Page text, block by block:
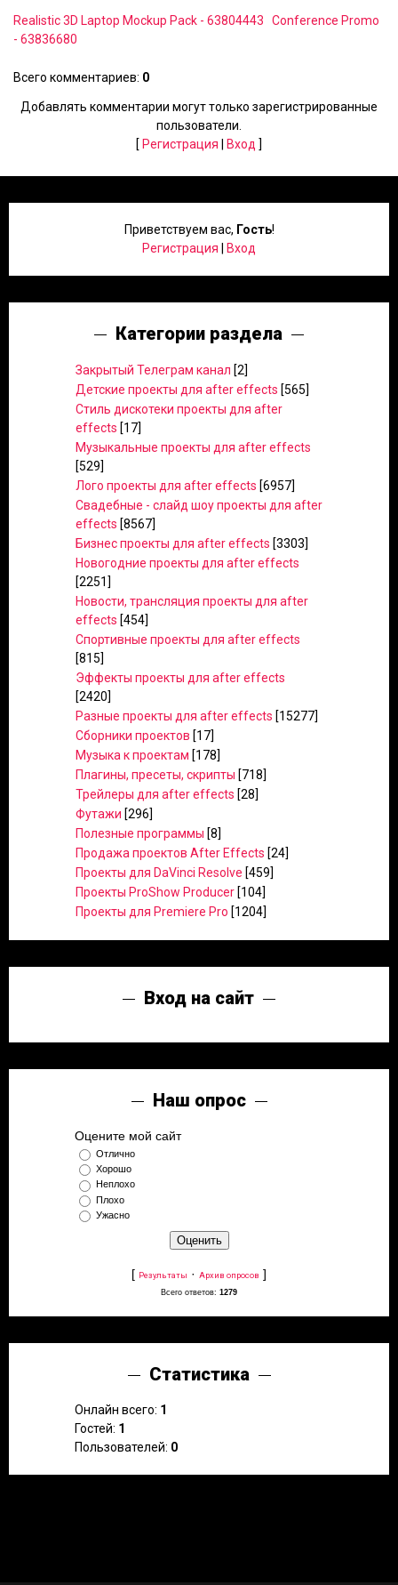
Realistic 3D Laptop Mockup Pack - 63804443
Conference Promo
- 63836680
Всего комментариев: 0
Добавлять комментарии могут только зарегистрированные
пользователи.
[ Регистрация Вход ]
Приветствуем вас, Гость!
Регистрация
Вход
Категории раздела
Закрытый Телеграм канал [2]
Детские проекты для after effects [565]
Стиль дискотеки проекты для after
effects [17]
Музыкальные проекты для after effects
[529]
Лого проекты для after effects [6957]
Свадебные - слайд шоу проекты для after
effects [8567]
Бизнес проекты для after effects [3303]
Новогодние проекты для after effects
[2251]
Новости, трансляция проекты для after
effects [454]
Спортивные проекты для after effects
[815]
Эффекты проекты для after effects
[2420]
Разные проекты для after effects [15277]
Сборники проектов [17]
Музыка к проектам [178]
Плагины, пресеты, скрипты [718]
Трейлеры для after effects [28]
Футажи [296]
Полезные программы [8]
Продажа проектов After Effects [24]
Проекты для DaVinci Resolve [459]
Проекты ProShow Producer [104]
Проекты для Premiere Pro [1204]
Вход на сайт
Наш опрос
Оцените мой сайт
Отлично
Хорошо
Неплохо
Плохо
Ужасно
[ Результаты · Архив опросов ]
Всего ответов: 1279
Статистика
Онлайн всего: 1
Гостей: 1
Пользователей: 0